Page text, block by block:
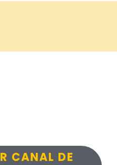
CANAL DE